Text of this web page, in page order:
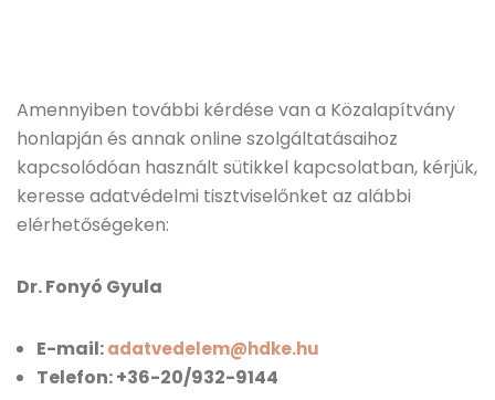
Amennyiben további kérdése van a Közalapítvány
honlapján és annak online szolgáltatásaihoz
kapcsolódóan használt sütikkel kapcsolatban, kérjük,
keresse adatvédelmi tisztviselőnket az alábbi
elérhetőségeken:
Dr. Fonyó Gyula
E-mail:adatvedelem@hdke.hu
Telefon: +36-20/932-9144